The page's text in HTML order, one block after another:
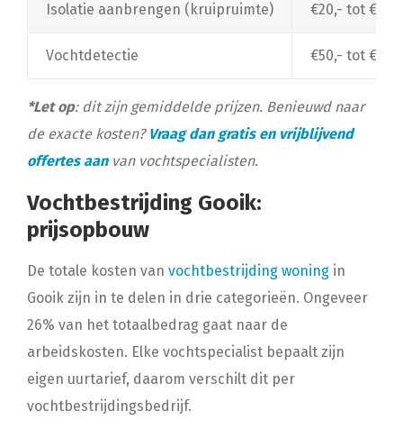
Isolatie aanbrengen (kruipruimte) €20,- tot
Vochtdetectie €50,- tot
*Let op: dit zijn gemiddelde prijzen. Benieuwd naar
de exacte kosten? Vraag dan gratis en vrijblijvend
offertes aanvan vochtspecialisten.
Vochtbestrijding Gooik:
prijsopbouw
De totale kosten van vochtbestrijding woning in
Gooik zijn in te delen in drie categorieën. Ongeveer
26% van het totaalbedrag gaat naar de
arbeidskosten. Elke vochtspecialist bepaalt zijn
eigen uurtarief, daarom verschilt dit per
vochtbestrijdingsbedrijf.